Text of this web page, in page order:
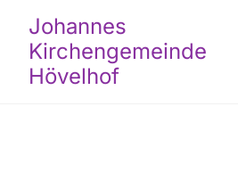
Johannes
Kirchengemeinde
Hövelhof